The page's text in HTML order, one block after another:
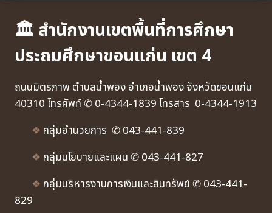
🏛 สำนักงานเขตพื้นที่การศึกษา
ประถมศึกษาขอนแก่น เขต 4
ถนนมิตรภาพ ตำบลน้ำพอง อำเภอน้ำพอง จังหวัดขอนแก่น
40310 โทรศัพท์ ✆ 0-4344-1839 โทรสาร 0-4344-1913
❖ กลุ่มอำนวยการ ✆ 043-441-839
❖ กลุ่มนโยบายและแผน ✆ 043-441-827
❖ กลุ่มบริหารงานการเงินและสินทรัพย์ ✆ 043-441-
829